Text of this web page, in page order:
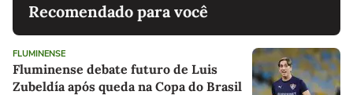
Recomendado para você
FLUMINENSE
Fluminense debate futuro de Luis
Zubeldía após queda na Copa do Brasil